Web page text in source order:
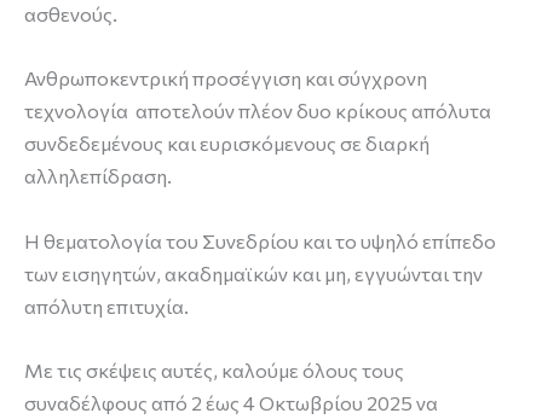
ασθενούς.
Ανθρωποκεντρική προσέγγιση και σύγχρονη
τεχνολογία αποτελούν πλέον δυο κρίκους απόλυτα
συνδεδεμένους και ευρισκόμενους σε διαρκή
αλληλεπίδραση.
Η θεματολογία του Συνεδρίου και το υψηλό επίπεδο
των εισηγητών, ακαδημαϊκών και μη, εγγυώνται την
απόλυτη επιτυχία.
Με τις σκέψεις αυτές, καλούμε όλους τους
συναδέλφους από 2 έως 4 Οκτωβρίου 2025 να